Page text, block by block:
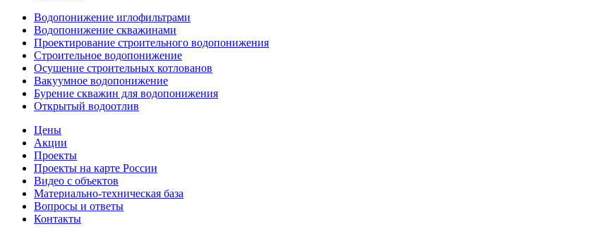
Водопонижение иглофильтрами
Водопонижение скважинами
Проектирование строительного водопонижения
Строительное водопонижение
Осушение строительных котлованов
Вакуумное водопонижение
Бурение скважин для водопонижения
Открытый водоотлив
Цены
Акции
Проекты
Проекты на карте России
Видео с объектов
Материально-техническая база
Вопросы и ответы
Контакты